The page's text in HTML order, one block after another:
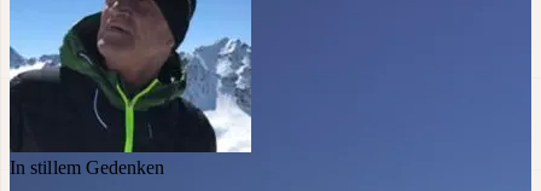
In stillem Gedenken